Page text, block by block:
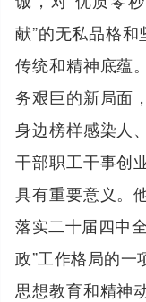
献”的无私品格和
传统和精神底蕴
务艰巨的新局面
身边榜样感染人
干部职工干事创
具有重要意义。
落实二十届四中
政”工作格局的
思想教育和精神